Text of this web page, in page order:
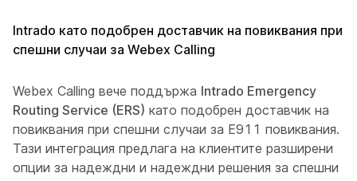
Intrado като подобрен доставчик на повиквания при
спешни случаи за Webex Calling
Webex Calling вече поддържа Intrado Emergency
Routing Service (ERS) като подобрен доставчик на
повиквания при спешни случаи за E911 повиквания.
Тази интеграция предлага на клиентите разширени
опции за надеждни и надеждни решения за спешни